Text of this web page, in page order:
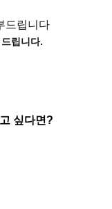
드립니다
립니다.
싶다면?